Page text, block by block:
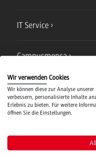
IT Service
Campusmensa
Hochschulsport
Verwaltung
Wir verwenden Cookies
Wir können diese zur Analyse
verbessern, personalisierte Inhalte
Erlebnis zu bieten. Für weitere
öffnen Sie die Einstellungen.